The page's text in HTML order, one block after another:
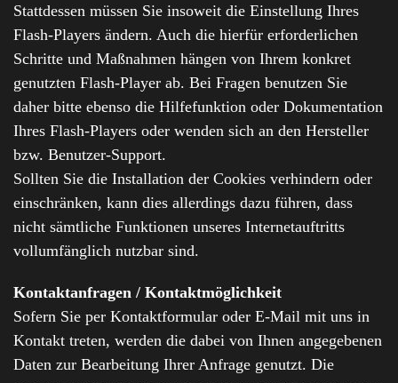
Stattdessen müssen Sie insoweit die Einstellung Ihres
Flash-Players ändern. Auch die hierfür erforderlichen
Schritte und Maßnahmen hängen von Ihrem konkret
genutzten Flash-Player ab. Bei Fragen benutzen Sie
daher bitte ebenso die Hilfefunktion oder Dokumentation
Ihres Flash-Players oder wenden sich an den Hersteller
bzw. Benutzer-Support.
Sollten Sie die Installation der Cookies verhindern oder
einschränken, kann dies allerdings dazu führen, dass
nicht sämtliche Funktionen unseres Internetauftritts
vollumfänglich nutzbar sind.
Kontaktanfragen / Kontaktmöglichkeit
Sofern Sie per Kontaktformular oder E-Mail mit uns in
Kontakt treten, werden die dabei von Ihnen angegebenen
Daten zur Bearbeitung Ihrer Anfrage genutzt. Die